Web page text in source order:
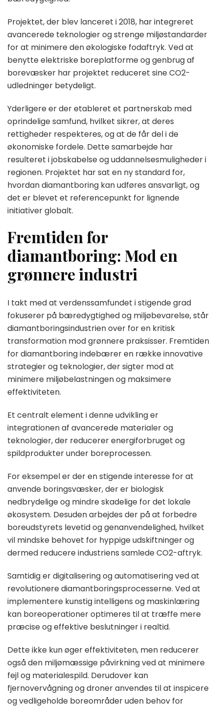
Projektet, der blev lanceret i 2018, har integreret
avancerede teknologier og strenge miljøstandarder
for at minimere den økologiske fodaftryk. Ved at
benytte elektriske boreplatforme og genbrug af
borevæsker har projektet reduceret sine CO2-
udledninger betydeligt.
Yderligere er der etableret et partnerskab med
oprindelige samfund, hvilket sikrer, at deres
rettigheder respekteres, og at de får del i de
økonomiske fordele. Dette samarbejde har
resulteret i jobskabelse og uddannelsesmuligheder i
regionen. Projektet har sat en ny standard for,
hvordan diamantboring kan udføres ansvarligt, og
det er blevet et referencepunkt for lignende
initiativer globalt.
Fremtiden for
diamantboring: Mod en
grønnere industri
I takt med at verdenssamfundet i stigende grad
fokuserer på bæredygtighed og miljøbevarelse, står
diamantboringsindustrien over for en kritisk
transformation mod grønnere praksisser. Fremtiden
for diamantboring indebærer en række innovative
strategier og teknologier, der sigter mod at
minimere miljøbelastningen og maksimere
effektiviteten.
Et centralt element i denne udvikling er
integrationen af avancerede materialer og
teknologier, der reducerer energiforbruget og
spildprodukter under boreprocessen.
For eksempel er der en stigende interesse for at
anvende boringsvæsker, der er biologisk
nedbrydelige og mindre skadelige for det lokale
økosystem. Desuden arbejdes der på at forbedre
boreudstyrets levetid og genanvendelighed, hvilket
vil mindske behovet for hyppige udskiftninger og
dermed reducere industriens samlede CO2-aftryk.
Samtidig er digitalisering og automatisering ved at
revolutionere diamantboringsprocesserne. Ved at
implementere kunstig intelligens og maskinlæring
kan boreoperationer optimeres til at træffe mere
præcise og effektive beslutninger i realtid.
Dette ikke kun øger effektiviteten, men reducerer
også den miljømæssige påvirkning ved at minimere
fejl og materialespild. Derudover kan
fjernovervågning og droner anvendes til at inspicere
og vedligeholde boreområder uden behov for